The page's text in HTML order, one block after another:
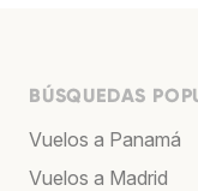
BÚSQUEDAS
Vuelos a Panamá
Vuelos a Madrid